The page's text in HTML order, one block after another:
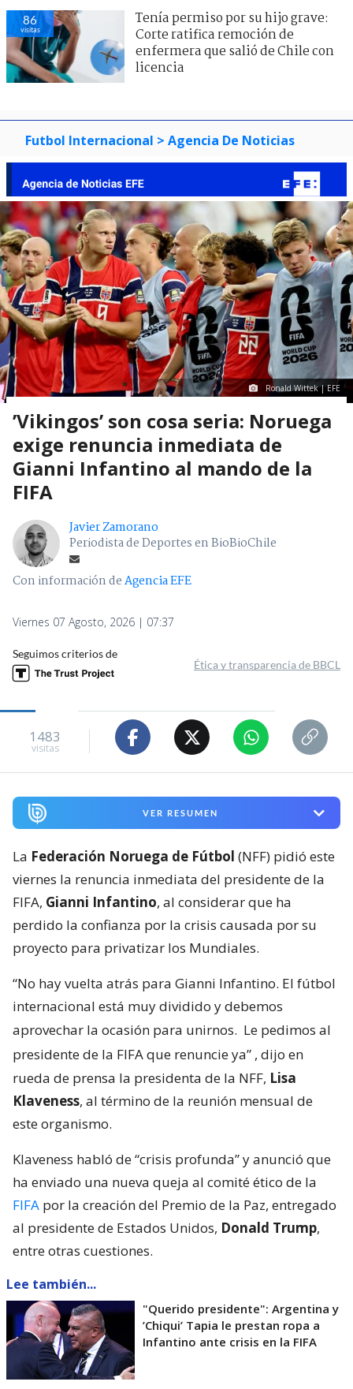
86
visitas
Tenía permiso por su hijo grave:
Corte ratifica remoción de
enfermera que salió de Chile con
licencia
Futbol Internacional > Agencia De Noticias
Ronald Wittek | EFE
’Vikingos’ son cosa seria: Noruega
exige renuncia inmediata de
Gianni Infantino al mando de la
FIFA
Javier Zamorano
Periodista de Deportes en BioBioChile
Con información deAgencia EFE
Viernes 07 Agosto, 2026 | 07:37
Seguimos criterios de
Ética y transparencia de BBCL
1483
visitas
VER RESUMEN
La Federación Noruega de Fútbol (NFF) pidió este
viernes la renuncia inmediata del presidente de la
FIFA, Gianni Infantino, al considerar que ha
perdido la confianza por la crisis causada por su
proyecto para privatizar los Mundiales.
“No hay vuelta atrás para Gianni Infantino. El fútbol
internacional está muy dividido y debemos
aprovechar la ocasión para unirnos. Le pedimos al
presidente de la FIFA que renuncie ya” , dijo en
rueda de prensa la presidenta de la NFF, Lisa
Klaveness, al término de la reunión mensual de
este organismo.
Klaveness habló de “crisis profunda” y anunció que
ha enviado una nueva queja al comité ético de la
FIFA por la creación del Premio de la Paz, entregado
al presidente de Estados Unidos, Donald Trump,
entre otras cuestiones.
Lee también...
"Querido presidente": Argentina y
’Chiqui’ Tapia le prestan ropa a
Infantino ante crisis en la FIFA